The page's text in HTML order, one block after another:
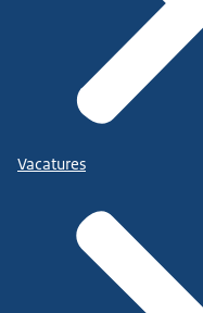
Vacatures